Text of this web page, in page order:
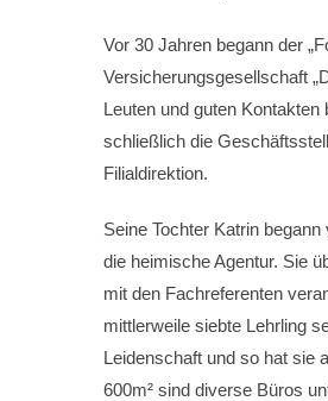
Vor 30 Jahren begann der
Versicherungsgesellschaft
Leuten und guten
schließlich die
Filialdirektion.
Seine Tochter Katrin
die heimische Agentur. Sie
mit den Fachreferenten
mittlerweile siebte Lehrling
Leidenschaft und so hat sie
600m² sind diverse Büros